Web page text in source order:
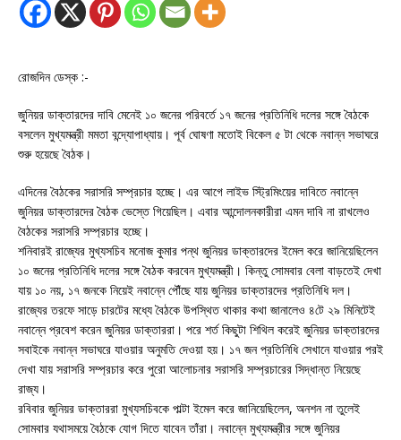
রোজদিন ডেস্ক :-
জুনিয়র ডাক্তারদের দাবি মেনেই ১০ জনের পরিবর্তে ১৭ জনের প্রতিনিধি দলের সঙ্গে বৈঠকে
বসলেন মুখ্যমন্ত্রী মমতা বন্দ্যোপাধ্যায়। পূর্ব ঘোষণা মতোই বিকেল ৫ টা থেকে নবান্ন সভাঘরে
শুরু হয়েছে বৈঠক।
এদিনের বৈঠকের সরাসরি সম্প্রচার হচ্ছে। এর আগে লাইভ স্ট্রিমিংয়ের দাবিতে নবান্নে
জুনিয়র ডাক্তারদের বৈঠক ভেস্তে গিয়েছিল। এবার আন্দোলনকারীরা এমন দাবি না রাখলেও
বৈঠকের সরাসরি সম্প্রচার হচ্ছে।
শনিবারই রাজ্যের মুখ্যসচিব মনোজ কুমার পন্থ জুনিয়র ডাক্তারদের ইমেল করে জানিয়েছিলেন
১০ জনের প্রতিনিধি দলের সঙ্গে বৈঠক করবেন মুখ্যমন্ত্রী। কিন্তু সোমবার বেলা বাড়তেই দেখা
যায় ১০ নয়, ১৭ জনকে নিয়েই নবান্নে পৌঁছে যায় জুনিয়র ডাক্তারদের প্রতিনিধি দল।
রাজ্যের তরফে সাড়ে চারটের মধ্যে বৈঠকে উপস্থিত থাকার কথা জানালেও ৪টে ২৯ মিনিটেই
নবান্নে প্রবেশ করেন জুনিয়র ডাক্তাররা। পরে শর্ত কিছুটা শিথিল করেই জুনিয়র ডাক্তারদের
সবাইকে নবান্ন সভাঘরে যাওয়ার অনুমতি দেওয়া হয়। ১৭ জন প্রতিনিধি সেখানে যাওয়ার পরই
দেখা যায় সরাসরি সম্প্রচার করে পুরো আলোচনার সরাসরি সম্প্রচারের সিদ্ধান্ত নিয়েছে
রাজ্য।
রবিবার জুনিয়র ডাক্তাররা মুখ্যসচিবকে পাল্টা ইমেল করে জানিয়েছিলেন, অনশন না তুলেই
সোমবার যথাসময়ে বৈঠকে যোগ দিতে যাবেন তাঁরা। নবান্নে মুখ্যমন্ত্রীর সঙ্গে জুনিয়র